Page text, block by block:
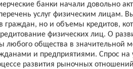
банки начали довольно
услуг физическим лицам.
граждан, но и объемы кредитов,
физических лиц. О
любого общества в значительной
и предприятиями. Спрос на
развития рыночных